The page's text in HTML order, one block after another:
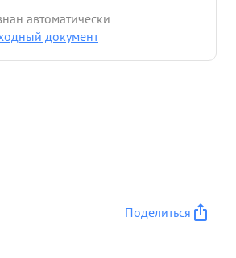
ИЛ-2 и его вооружением,
слетанности эскадрильи Тов.
водит свою эскадрилью на
успешных боевых вылетов.
автоматически
документ
Поделиться